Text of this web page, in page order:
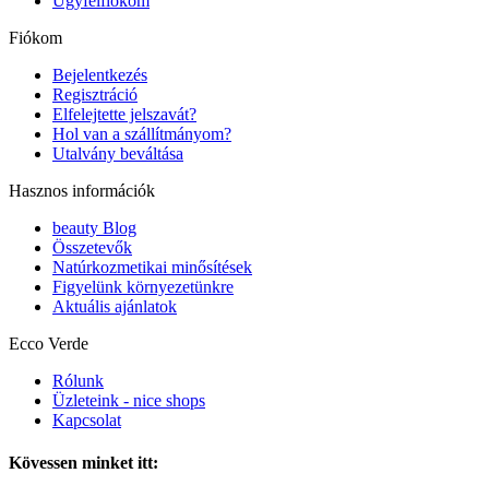
Fiókom
Bejelentkezés
Regisztráció
Elfelejtette jelszavát?
Hol van a szállítmányom?
Utalvány beváltása
Hasznos információk
beauty Blog
Összetevők
Natúrkozmetikai minősítések
Figyelünk környezetünkre
Aktuális ajánlatok
Ecco Verde
Rólunk
Üzleteink - nice shops
Kapcsolat
Kövessen minket itt: